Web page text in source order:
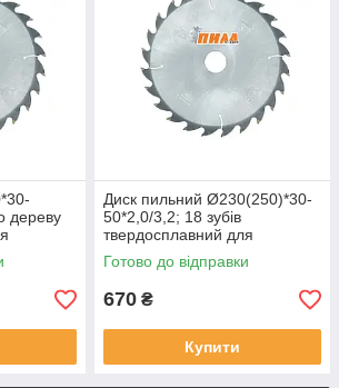
дереву
Диск пильний Ø230(250)*30-
50*2,0/3,2; 18 зубів
твердосплавний для
поздовжнього розпилу по
дереву
Готово до відправки
670 ₴
Купити